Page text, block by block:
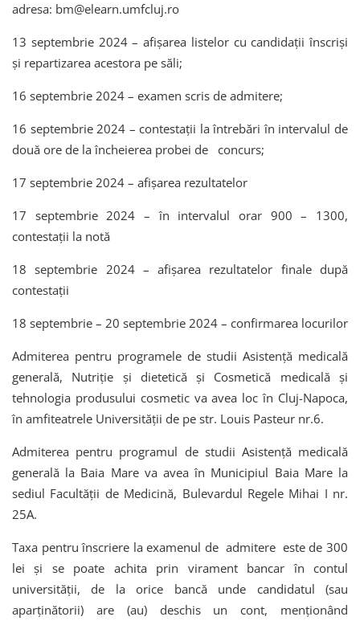
adresa: bm@elearn.umfcluj.ro
13 septembrie 2024 – afișarea listelor cu candidații înscriși
și repartizarea acestora pe săli;
16 septembrie 2024 – examen scris de admitere;
16 septembrie 2024 – contestații la întrebări în intervalul de
două ore de la încheierea probei de concurs;
17 septembrie 2024 – afișarea rezultatelor
17 septembrie 2024 – în intervalul orar 900 – 1300,
contestaţii la notă
18 septembrie 2024 – afişarea rezultatelor finale după
contestaţii
18 septembrie – 20 septembrie 2024 – confirmarea locurilor
Admiterea pentru programele de studii Asistenţă medicală
generală, Nutriție şi dietetică și Cosmetică medicală și
tehnologia produsului cosmetic va avea loc în Cluj-Napoca,
în amfiteatrele Universității de pe str. Louis Pasteur nr.6.
Admiterea pentru programul de studii Asistenţă medicală
generală la Baia Mare va avea în Municipiul Baia Mare la
sediul Facultății de Medicină, Bulevardul Regele Mihai I nr.
25A.
Taxa pentru înscriere la examenul de admitere este de 300
lei şi se poate achita prin virament bancar în contul
universității, de la orice bancă unde candidatul (sau
aparținătorii) are (au) deschis un cont, menționând